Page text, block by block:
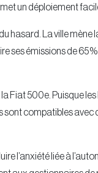
un déploiement
hasard. La ville
ses émissions de
la Fiat 500e. Puisque
sont compatibles
l’anxiété liée à